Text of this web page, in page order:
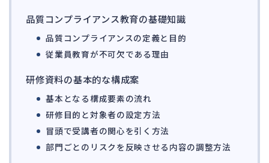
人件費 21
労働問題 274
労災・ハラスメント 147
事業運営 395
品質・リコール 48
情報漏洩・サイバー 276
事業再編 71
品質コンプライアンス教育の基礎知識
品質コンプライアンスの定義と目的
従業員教育が不可欠である理由
研修資料の基本的な構成案
基本となる構成要素の流れ
研修目的と対象者の設定方法
冒頭で受講者の関心を引く方法
部門ごとのリスクを反映させる内容の調整方法